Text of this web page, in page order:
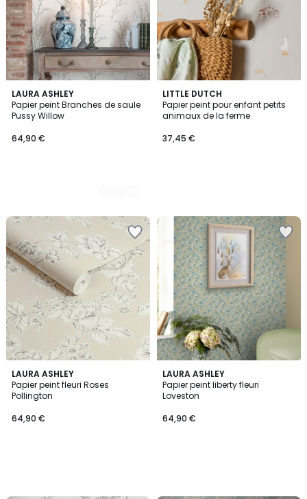
LAURA ASHLEY
Papier peint Branches de saule
Pussy Willow
64,90 €
5
Couleurs
LITTLE DUTCH
Papier peint pour enfant petits
animaux de la ferme
37,45 €
LAURA ASHLEY
Papier peint fleuri Roses
Pollington
64,90 €
LAURA ASHLEY
Papier peint liberty fleuri
Loveston
64,90 €